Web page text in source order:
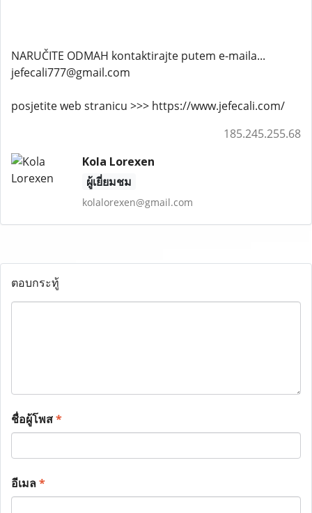
NARUČITE ODMAH kontaktirajte putem e-maila...
jefecali777@gmail.com
posjetite web stranicu >>> https://www.jefecali.com/
185.245.255.68
Kola Lorexen
ผู้เยี่ยมชม
kolalorexen@gmail.com
ตอบกระทู้
ชื่อผู้โพส*
อีเมล*